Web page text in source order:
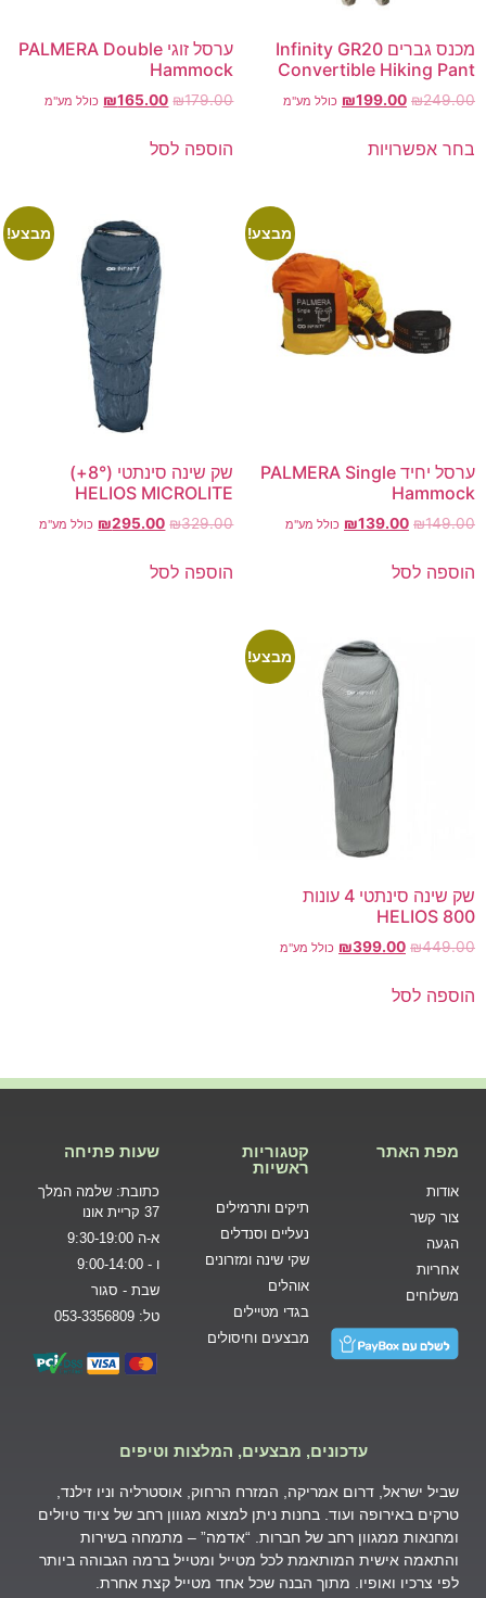
מכנס גברים Infinity GR20
Convertible Hiking Pant
₪249.00
₪199.00 כולל מע"מ
בחר אפשרויות
ערסל זוגי PALMERA Double
Hammock
₪179.00
₪165.00 כולל מע"מ
הוספה לסל
מבצע!
ערסל יחיד PALMERA Single
Hammock
₪149.00
₪139.00 כולל מע"מ
הוספה לסל
מבצע!
שק שינה סינתטי (8°+)
HELIOS MICROLITE
₪329.00
₪295.00 כולל מע"מ
הוספה לסל
מבצע!
שק שינה סינתטי 4 עונות
HELIOS 800
₪449.00
₪399.00 כולל מע"מ
הוספה לסל
מפת האתר
אודות
צור קשר
הגעה
אחריות
משלוחים
קטגוריות
ראשיות
תיקים ותרמילים
נעליים וסנדלים
שקי שינה ומזרונים
אוהלים
בגדי מטיילים
מבצעים וחיסולים
שעות פתיחה
כתובת: שלמה המלך
37 קריית אונו
א-ה 9:30-19:00
ו - 9:00-14:00
שבת - סגור
טל: 053-3356809
עדכונים, מבצעים, המלצות וטיפים
שביל ישראל, דרום אמריקה, המזרח הרחוק, אוסטרליה וניו זילנד,
טרקים באירופה ועוד. בחנות ניתן למצוא מגווון רחב של ציוד טיולים
ומחנאות ממגוון רחב של חברות. “אדמה” – מתמחה בשירות
והתאמה אישית המותאמת לכל מטייל ומטייל ברמה הגבוהה ביותר
לפי צרכיו ואופיו. מתוך הבנה שכל אחד מטייל קצת אחרת.